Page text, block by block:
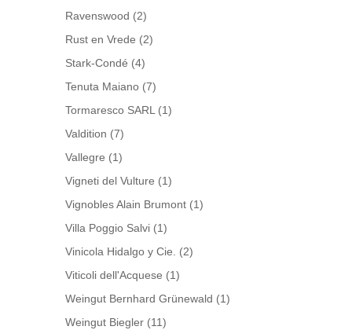
Ravenswood (2)
Rust en Vrede (2)
Stark-Condé (4)
Tenuta Maiano (7)
Tormaresco SARL (1)
Valdition (7)
Vallegre (1)
Vigneti del Vulture (1)
Vignobles Alain Brumont (1)
Villa Poggio Salvi (1)
Vinicola Hidalgo y Cie.
(2)
Viticoli dell'Acquese (1)
Weingut Bernhard Grünewald (1)
Weingut Biegler (11)